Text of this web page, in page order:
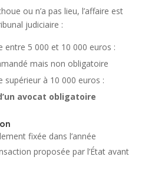
ou n’a pas lieu, l’affaire est
judiciaire :
entre 5 000 et 10 000 euros :
mais non obligatoire
supérieur à 10 000 euros :
avocat obligatoire
fixée dans l’année
proposée par l’État avant